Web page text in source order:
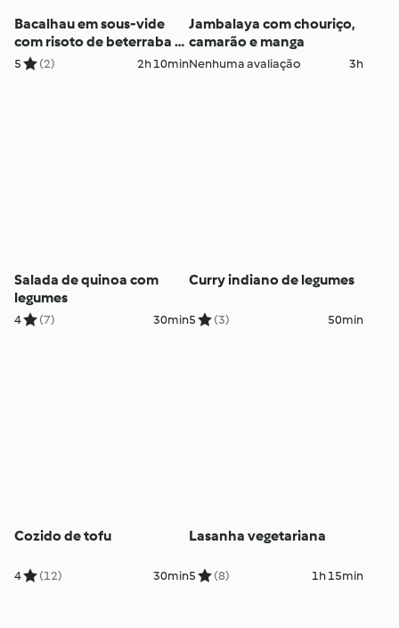
Bacalhau em sous-vide
com risoto de beterraba e
limão
5 (2) 2h 10min
Jambalaya com chouriço,
camarão e manga
Nenhuma avaliação 3h
Salada de quinoa com
legumes
4 (7) 30min
Curry indiano de legumes
5 (3) 50min
Cozido de tofu
4 (12) 30min
Lasanha vegetariana
5 (8) 1h 15min